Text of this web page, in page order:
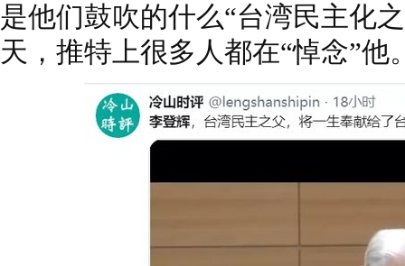
是他们鼓吹的什么“台湾民主化
天，推特上很多人都在“悼念”他